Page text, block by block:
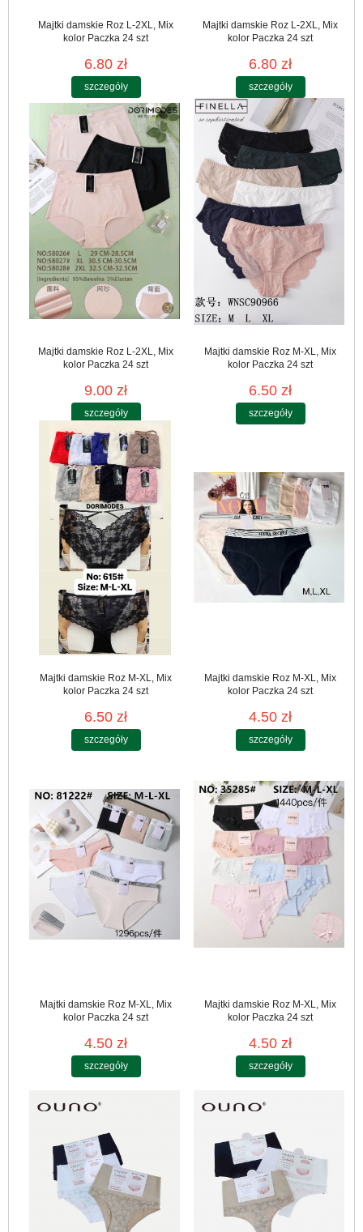
Majtki damskie Roz L-2XL, Mix
kolor Paczka 24 szt
6.80 zł
szczegóły
Majtki damskie Roz L-2XL, Mix
kolor Paczka 24 szt
6.80 zł
szczegóły
Majtki damskie Roz L-2XL, Mix
kolor Paczka 24 szt
9.00 zł
szczegóły
Majtki damskie Roz M-XL, Mix
kolor Paczka 24 szt
6.50 zł
szczegóły
Majtki damskie Roz M-XL, Mix
kolor Paczka 24 szt
6.50 zł
szczegóły
Majtki damskie Roz M-XL, Mix
kolor Paczka 24 szt
4.50 zł
szczegóły
Majtki damskie Roz M-XL, Mix
kolor Paczka 24 szt
4.50 zł
szczegóły
Majtki damskie Roz M-XL, Mix
kolor Paczka 24 szt
4.50 zł
szczegóły